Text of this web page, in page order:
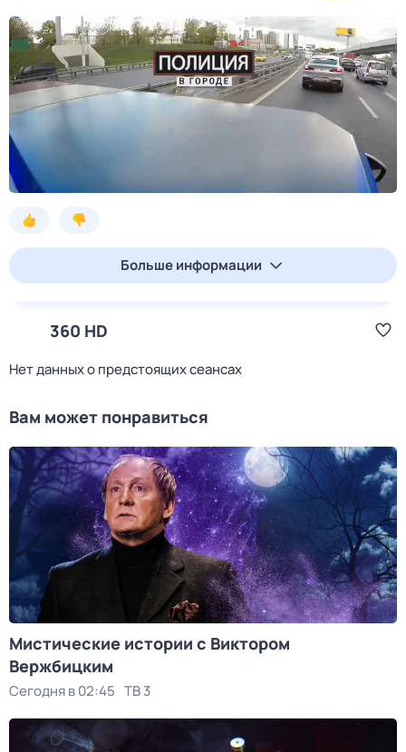
Больше информации
360 HD
Нет данных о предстоящих сеансах
Вам может понравиться
Мистические истории с Виктором
Вержбицким
Сегодня в 02:45 ТВ 3